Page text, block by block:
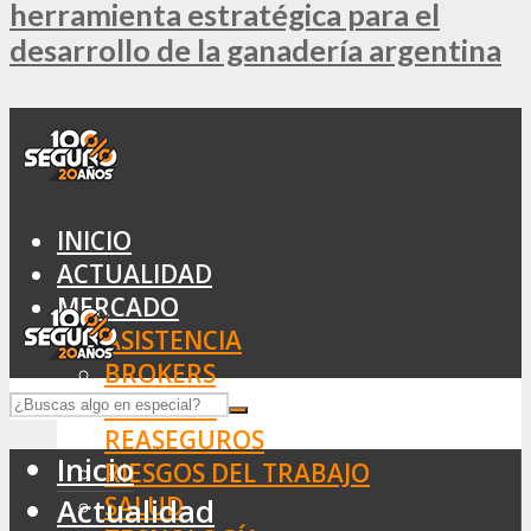
herramienta estratégica para el
desarrollo de la ganadería argentina
INICIO
ACTUALIDAD
MERCADO
ASISTENCIA
BROKERS
SEGUROS
REASEGUROS
RIESGOS DEL TRABAJO
SALUD
Inicio
Actualidad